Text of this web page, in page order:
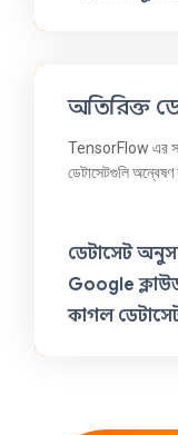
অতিরিক্ত
TensorFlow এর
ডেটাসেটগুলি অন্বেষণ
ডেটাসেট
Google
কাগল